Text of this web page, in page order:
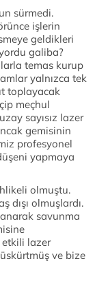
sürmedi.
işlerin
geldikleri
galiba?
temas kurup
yalnızca tek
toplayacak
meçhul
sayısız lazer
gemisinin
profesyonel
yapmaya
olmuştu.
dışı olmuşlardı.
savunma
etkili lazer
ve bize